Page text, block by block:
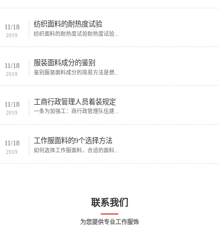
11/18
2019
纺织面料的耐热度试验
纺织面料的耐热度试验耐热度试验...
11/18
2019
服装面料成分的鉴别
鉴别服装面料成分的简易方法是燃...
11/18
2019
工商行政管理人员着装规定
一条为加强工：商行政管理队伍建...
11/18
2019
工作服面料的9个选择方法
如何选择工作服面料，合适的面料...
联系我们
为您提供专业工作服饰